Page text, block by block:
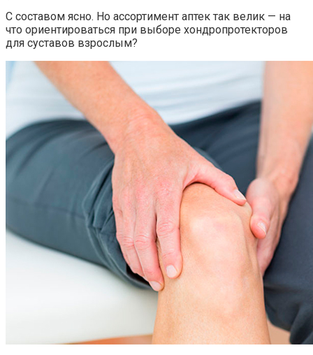
С составом ясно. Но ассортимент аптек так велик — на
что ориентироваться при выборе хондропротекторов
для суставов взрослым?